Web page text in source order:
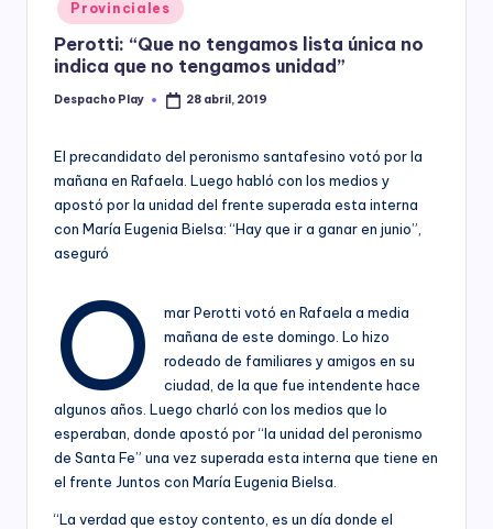
y
in
Provinciales
Perotti: “Que no tengamos lista única no
indica que no tengamos unidad”
Posted
Despacho Play 28 abril, 2019
El precandidato del peronismo santafesino votó por la
mañana en Rafaela. Luego habló con los medios y
apostó por la unidad del frente superada esta interna
con María Eugenia Bielsa: “Hay que ir a ganar en junio”,
aseguró
O
mar Perotti votó en Rafaela a media
mañana de este domingo. Lo hizo
rodeado de familiares y amigos en su
ciudad, de la que fue intendente hace
algunos años. Luego charló con los medios que lo
esperaban, donde apostó por “la unidad del peronismo
de Santa Fe” una vez superada esta interna que tiene en
el frente Juntos con María Eugenia Bielsa.
“La verdad que estoy contento, es un día donde el